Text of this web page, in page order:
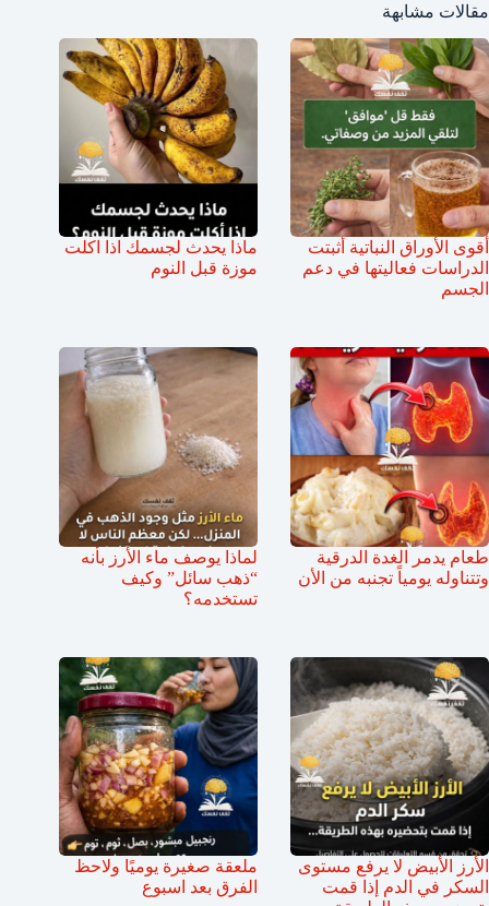
مقالات مشابهة
أقوى الأوراق النباتية أثبتت
الدراسات فعاليتها في دعم
الجسم
ماذا يحدث لجسمك اذا اكلت
موزة قبل النوم
طعام يدمر الغدة الدرقية
وتتناوله يومياً تجنبه من الأن
لماذا يوصف ماء الأرز بأنه
“ذهب سائل” وكيف
تستخدمه؟
الأرز الأبيض لا يرفع مستوى
السكر في الدم إذا قمت
ملعقة صغيرة يوميًا ولاحظ
الفرق بعد اسبوع